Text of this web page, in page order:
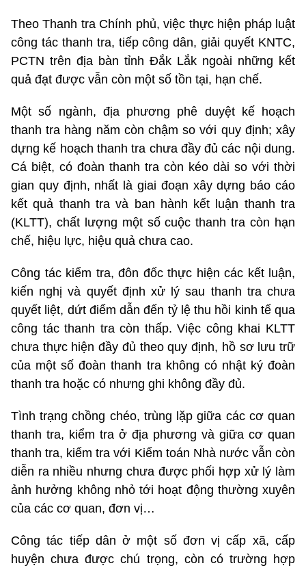
Theo Thanh tra Chính phủ, việc thực hiện pháp luật
công tác thanh tra, tiếp công dân, giải quyết KNTC,
PCTN trên địa bàn tỉnh Đắk Lắk ngoài những kết
quả đạt được vẫn còn một số tồn tại, hạn chế.
Một số ngành, địa phương phê duyệt kế hoạch
thanh tra hàng năm còn chậm so với quy định; xây
dựng kế hoạch thanh tra chưa đầy đủ các nội dung.
Cá biệt, có đoàn thanh tra còn kéo dài so với thời
gian quy định, nhất là giai đoạn xây dựng báo cáo
kết quả thanh tra và ban hành kết luận thanh tra
(KLTT), chất lượng một số cuộc thanh tra còn hạn
chế, hiệu lực, hiệu quả chưa cao.
Công tác kiểm tra, đôn đốc thực hiện các kết luận,
kiến nghị và quyết định xử lý sau thanh tra chưa
quyết liệt, dứt điểm dẫn đến tỷ lệ thu hồi kinh tế qua
công tác thanh tra còn thấp. Việc công khai KLTT
chưa thực hiện đầy đủ theo quy định, hồ sơ lưu trữ
của một số đoàn thanh tra không có nhật ký đoàn
thanh tra hoặc có nhưng ghi không đầy đủ.
Tình trạng chồng chéo, trùng lặp giữa các cơ quan
thanh tra, kiểm tra ở địa phương và giữa cơ quan
thanh tra, kiểm tra với Kiểm toán Nhà nước vẫn còn
diễn ra nhiều nhưng chưa được phối hợp xử lý làm
ảnh hưởng không nhỏ tới hoạt động thường xuyên
của các cơ quan, đơn vị…
Công tác tiếp dân ở một số đơn vị cấp xã, cấp
huyện chưa được chú trọng, còn có trường hợp